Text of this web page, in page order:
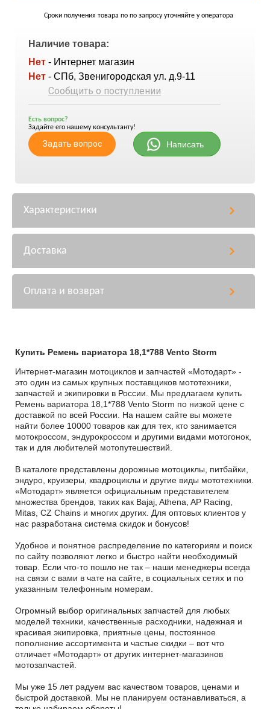
Сроки получения товара по по запросу уточняйте у оператора
Наличие товара:
Нет - Интернет магазин
Нет - СПб, Звенигородская ул. д.9-11
Сообщить о поступлении
Есть вопрос?
Задайте его нашему консультанту!
Задать вопрос Написать
Характеристики
Доставка
Оплата и возврат
Купить Ремень вариатора 18,1*788 Vento Storm
Интернет-магазин мотоциклов и запчастей «Мотодарт» -
это один из самых крупных поставщиков мототехники,
запчастей и экипировки в России. Мы предлагаем купить
Ремень вариатора 18,1*788 Vento Storm по низкой цене с
доставкой по всей России. На нашем сайте вы можете
найти более 10000 товаров как для тех, кто занимается
мотокроссом, эндурокроссом и другими видами мотогонок,
так и для любителей мотопутешествий.
В каталоге представлены дорожные мотоциклы, питбайки,
эндуро, круизеры, квадроциклы и другие виды мототехники.
«Мотодарт» является официальным представителем
множества брендов, таких как Bajaj, Athena, AP Racing,
Mitas, CZ Chains и многих других. Для оптовых клиентов у
нас разработана система скидок и бонусов!
Удобное и понятное распределение по категориям и поиск
по сайту позволяют легко и быстро найти необходимый
товар. Если что-то пошло не так – наши менеджеры всегда
на связи с вами в чате на сайте, в социальных сетях и по
указанным телефонным номерам.
Огромный выбор оригинальных запчастей для любых
моделей техники, качественные расходники, надежная и
красивая экипировка, приятные цены, постоянное
пополнение ассортимента и частые скидки – вот что
отличает «Мотодарт» от других интернет-магазинов
мотозапчастей.
Мы уже 15 лет радуем вас качеством товаров, ценами и
быстрой доставкой. Мы не планируем останавливаться, а